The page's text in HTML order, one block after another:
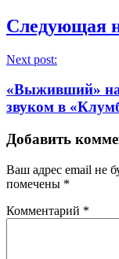
Следующая
Next post:
«Выживший»
звуком в
Добавить
Ваш адрес email не
помечены *
Комментарий *